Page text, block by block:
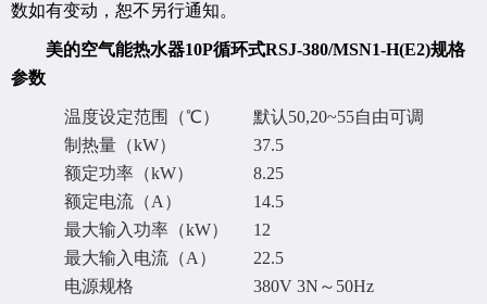
数如有变动，恕不另行通知。
美的空气能热水器10P循环式RSJ-380/MSN1-H(E2)规格
参数
温度设定范围（℃）
默认50,20~55自由可调
制热量（kW）
37.5
额定功率（kW）
8.25
额定电流（A）
14.5
最大输入功率（kW）
12
最大输入电流（A）
22.5
电源规格
380V 3N～50Hz